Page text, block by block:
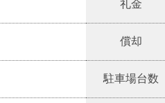
礼金
償却
駐車場台数